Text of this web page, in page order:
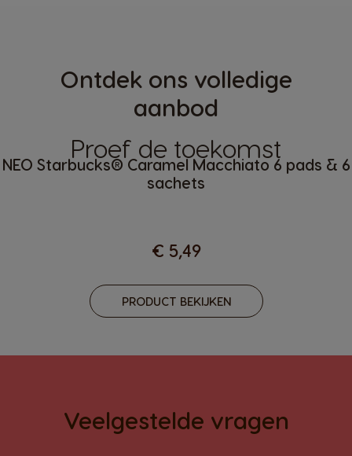
Ontdek ons volledige
aanbod
Proef de toekomst
NEO Starbucks® Caramel Macchiato 6 pads & 6
sachets
€ 5,49
PRODUCT BEKIJKEN
Veelgestelde vragen